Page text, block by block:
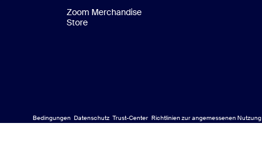
Zoom Merchandise
Store
Bedingungen Datenschutz Trust-Center Richtlinien zur angemessenen Nutzung